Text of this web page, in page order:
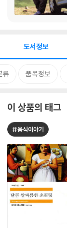
도서정보
류 품목정보
이 상품의 태그
#음식이야기